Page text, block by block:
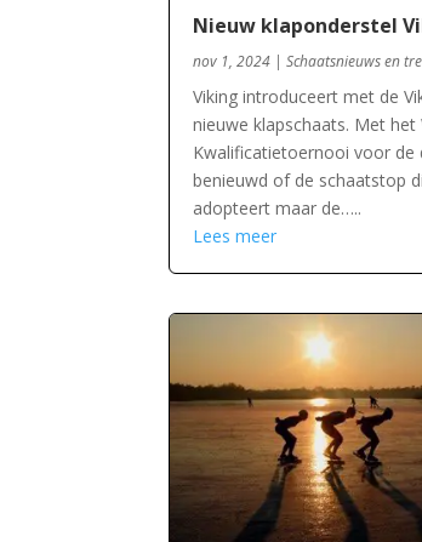
Nieuw klaponderstel
nov 1, 2024 |Schaatsnieuws en
Viking introduceert met de
nieuwe klapschaats. Met het
Kwalificatietoernooi voor de
benieuwd of de schaatstop
adopteert maar de…..
Lees meer